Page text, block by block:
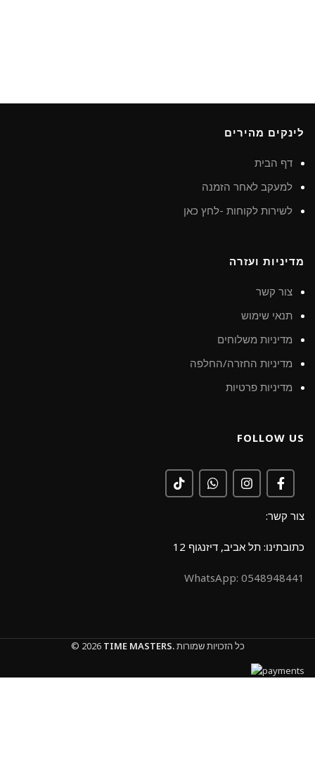
לינקים מהירים
דף הבית
למעקב לאחר הזמנה
לשירות לקוחות -לחץ כאן
מדיניות ועזרה
צור קשר
תנאי שימוש
מדיניות משלוחים
מדיניות החזרה/החלפה
מדיניות פרטיות
FOLLOW US
צור קשר:
כתובתינו: תל אביב, דיזנגוף 12
0548948441 :WhatsApp
© 2026 TIME MASTERS.כל הזכויות שמורות